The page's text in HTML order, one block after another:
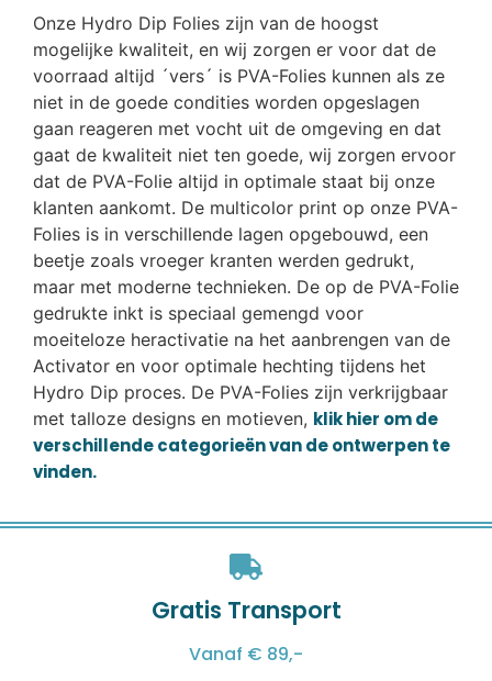
Onze Hydro Dip Folies zijn van de hoogst
mogelijke kwaliteit, en wij zorgen er voor dat de
voorraad altijd ´vers´ is PVA-Folies kunnen als ze
niet in de goede condities worden opgeslagen
gaan reageren met vocht uit de omgeving en dat
gaat de kwaliteit niet ten goede, wij zorgen ervoor
dat de PVA-Folie altijd in optimale staat bij onze
klanten aankomt. De multicolor print op onze PVA-
Folies is in verschillende lagen opgebouwd, een
beetje zoals vroeger kranten werden gedrukt,
maar met moderne technieken. De op de PVA-Folie
gedrukte inkt is speciaal gemengd voor
moeiteloze heractivatie na het aanbrengen van de
Activator en voor optimale hechting tijdens het
Hydro Dip proces. De PVA-Folies zijn verkrijgbaar
met talloze designs en motieven, klik hier om de
verschillende categorieën van de ontwerpen te
vinden.
Gratis Transport
Vanaf € 89,-